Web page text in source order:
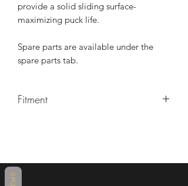
provide a solid sliding surface-
maximizing puck life.
Spare parts are available under the
spare parts tab.
Fitment
1999 Aprilia RSV Mille